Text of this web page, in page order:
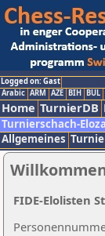
Logged on: Gast
Arabic ARM AZE BIH BUL
Home TurnierDB
Turnierschach-
Allgemeines
FIDE-Elolisten